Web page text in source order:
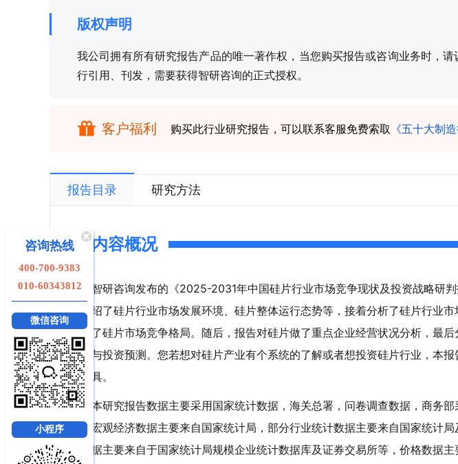
版权声明
我公司拥有所有研究报告产品的唯一著作权，当您购买报告或咨询业务时，
行引用、刊发，需要获得智研咨询的正式授权。
客户福利 购买此行业研究报告，可以联系客服免费索取 《五十大制
报告目录 研究方法
内容概况
智研咨询发布的《2025-2031年中国硅片行业市场竞争现状及投资战略研
绍了硅片行业市场发展环境、硅片整体运行态势等，接着分析了硅片行业
了硅片市场竞争格局。随后，报告对硅片做了重点企业经营状况分析，最
与投资预测。您若想对硅片产业有个系统的了解或者想投资硅片行业，本
具。
本研究报告数据主要采用国家统计数据，海关总署，问卷调查数据，商务
宏观经济数据主要来自国家统计局，部分行业统计数据主要来自国家统计
据主要来自于国家统计局规模企业统计数据库及证券交易所等，价格数据
咨询热线
400-700-9383
010-60343812
微信咨询
小程序